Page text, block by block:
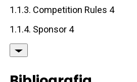
1.1.3. Competition Rules 4
1.1.4. Sponsor 4